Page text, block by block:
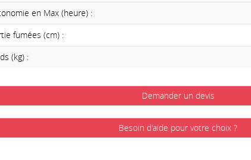
en Max (heure) :
fumées (cm) :
(kg) :
Demander un devis
Besoin d'aide pour votre choix ?